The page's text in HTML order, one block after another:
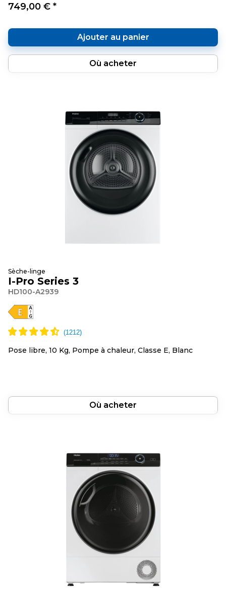
749,00 € *
Ajouter au panier
Où acheter
Sèche-linge
I-Pro Series 3
HD100-A2939
Pose libre, 10 Kg, Pompe à chaleur, Classe E, Blanc
Où acheter